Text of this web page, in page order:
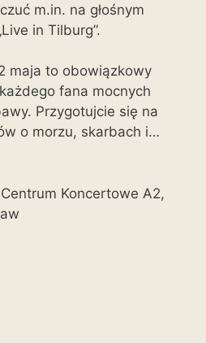
m.in. na głośnym
in Tilburg”.
maja to obowiązkowy
fana mocnych
Przygotujcie się na
o morzu, skarbach i…
Koncertowe A2,